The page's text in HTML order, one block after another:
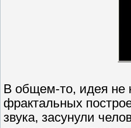
В общем-то, идея не
фрактальных
звука, засунули